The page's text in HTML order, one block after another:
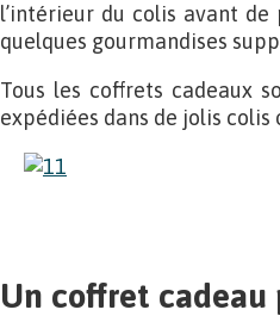
l’intérieur du colis avant de
quelques gourmandises
Tous les coffrets cadeaux
expédiées dans de jolis
Un coffret